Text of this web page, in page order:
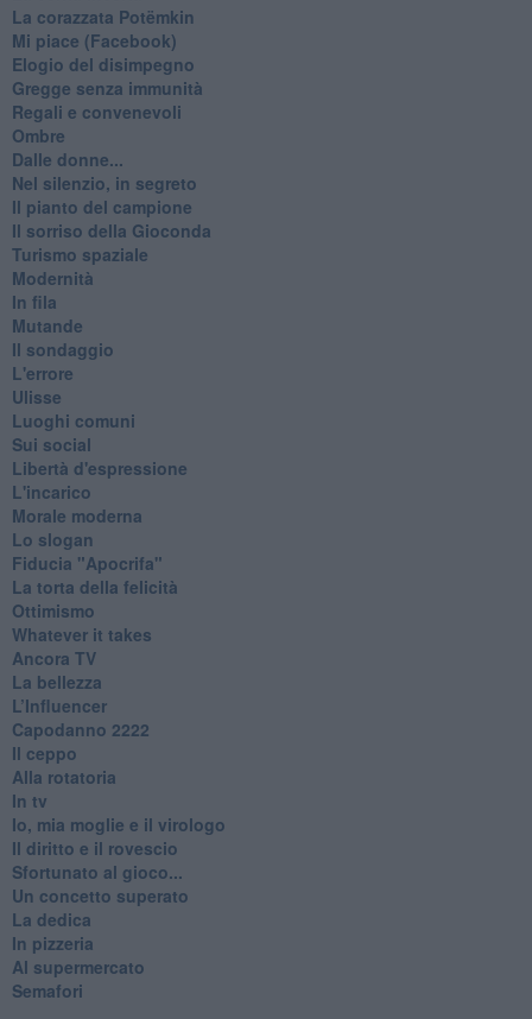
La corazzata Potëmkin
Mi piace (Facebook)
Elogio del disimpegno
Gregge senza immunità
Regali e convenevoli
Ombre
Dalle donne...
Nel silenzio, in segreto
Il pianto del campione
Il sorriso della Gioconda
Turismo spaziale
Modernità
In fila
Mutande
Il sondaggio
L'errore
Ulisse
Luoghi comuni
Sui social
Libertà d'espressione
L'incarico
Morale moderna
Lo slogan
Fiducia "Apocrifa"
La torta della felicità
Ottimismo
Whatever it takes
Ancora TV
La bellezza
L’Influencer
​Capodanno 2222
Il ceppo
Alla rotatoria
In tv
Io, mia moglie e il virologo
Il diritto e il rovescio
Sfortunato al gioco...
Un concetto superato
La dedica
In pizzeria
Al supermercato
Semafori